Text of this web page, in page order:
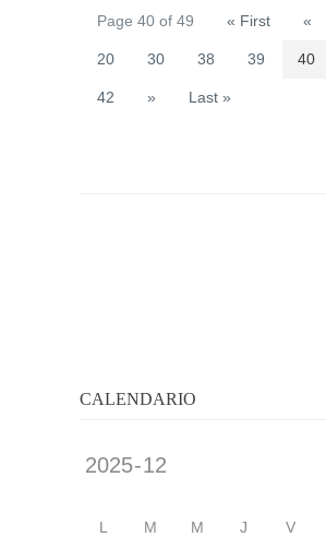
Page 40 of 49 « First «
20 30 38 39 40
42 » Last »
CALENDARIO
L M M J V